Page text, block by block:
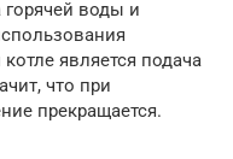
воды и
является подача
что при
прекращается.